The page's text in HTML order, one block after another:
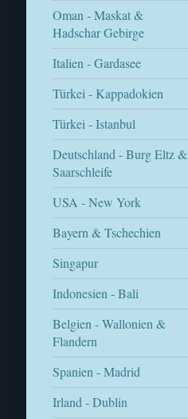
Oman - Maskat &
Hadschar Gebirge
Italien - Gardasee
Türkei - Kappadokien
Türkei - Istanbul
Deutschland - Burg Eltz &
Saarschleife
USA - New York
Bayern & Tschechien
Singapur
Indonesien - Bali
Belgien - Wallonien &
Flandern
Spanien - Madrid
Irland - Dublin